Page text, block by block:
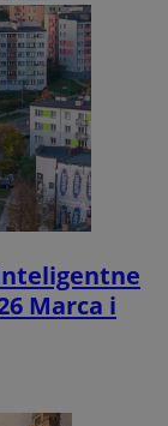
Marca i